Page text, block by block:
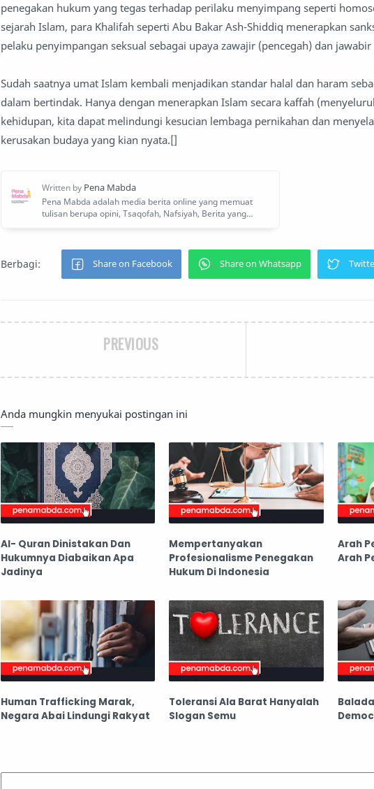
penegakan hukum yang tegas terhadap perilaku menyimpang seperti
sejarah Islam, para Khalifah seperti Abu Bakar Ash-Shiddiq menerapkan
pelaku penyimpangan seksual sebagai upaya zawajir (pencegah) dan jawabir
Sudah saatnya umat Islam kembali menjadikan standar halal dan haram
dalam bertindak. Hanya dengan menerapkan Islam secara kaffah
kehidupan, kita dapat melindungi kesucian lembaga pernikahan dan
kerusakan budaya yang kian nyata.[]
PREVIOUS
Anda mungkin menyukai postingan ini
Al- Quran Dinistakan Dan
Hukumnya Diabaikan Apa
Jadinya
Mempertanyakan
Profesionalisme Penegakan
Hukum Di Indonesia
Arah
Arah
Human Trafficking Marak,
Negara Abai Lindungi Rakyat
Toleransi Ala Barat Hanyalah
Slogan Semu